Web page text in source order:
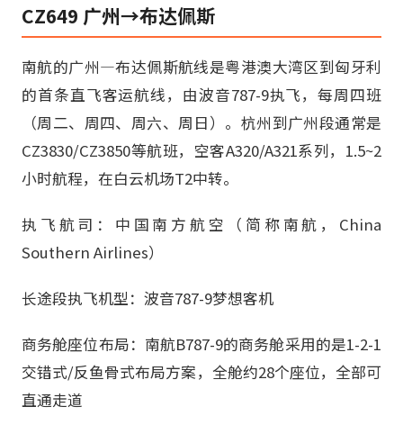
CZ649 广州→布达佩斯
南航的广州—布达佩斯航线是粤港澳大湾区到匈牙利
的首条直飞客运航线，由波音787-9执飞，每周四班
（周二、周四、周六、周日）。杭州到广州段通常是
CZ3830/CZ3850等航班，空客A320/A321系列，1.5~2
小时航程，在白云机场T2中转。
执飞航司：中国南方航空（简称南航，China
Southern Airlines）
长途段执飞机型：波音787-9梦想客机
商务舱座位布局：南航B787-9的商务舱采用的是1-2-1
交错式/反鱼骨式布局方案，全舱约28个座位，全部可
直通走道